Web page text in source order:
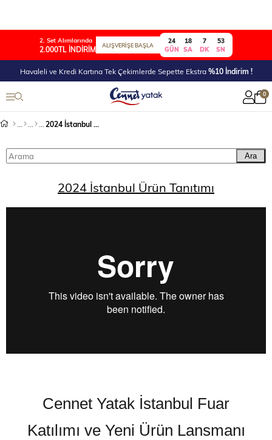
2. Set Alımlarında
2.000TL İNDİRİM ALIŞVERİŞE BAŞLA
24
GÜN
18
SA
7
DK
53
SN
Havaleli ve Kredi Kartına Tek Çekimlerde Sepette Ekstra%10 İndirim !
0
2024 İstanbul Ürün Tanıtımı
Ara
2024 İstanbul Ürün Tanıtımı
Cennet Yatak İstanbul Fuar
Katılımı ve Yeni Ürün Lansmanı